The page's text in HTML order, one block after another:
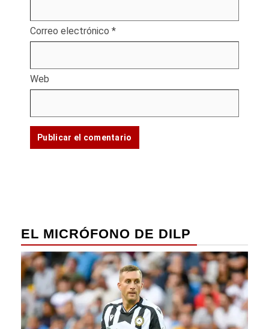
Correo electrónico *
Web
EL MICRÓFONO DE DILP